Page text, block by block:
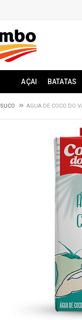
AÇAI BATATAS
SUCO AGUA DE COCO DO